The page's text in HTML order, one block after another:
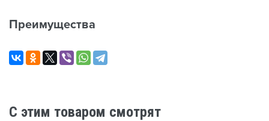
Преимущества
C этим товаром смотрят